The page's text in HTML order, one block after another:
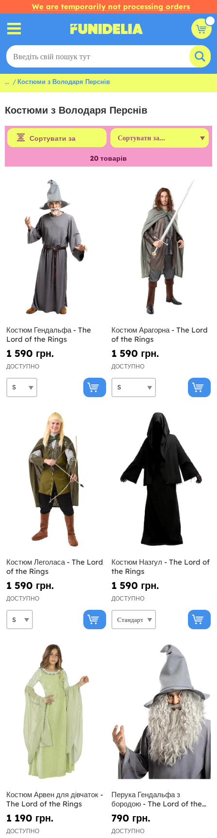
We are temporarily not processing orders
... Костюми з Володаря Перснів
Костюми з Володаря Перснів
Сортувати за
20 товарів
Костюм Гендальфа - The
Lord of the Rings
1 590 грн.
ДОСТУПНО
Костюм Арагорна - The Lord
of the Rings
1 590 грн.
ДОСТУПНО
Костюм Леголаса - The Lord
of the Rings
1 590 грн.
ДОСТУПНО
Костюм Назгул - The Lord of
the Rings
1 590 грн.
ДОСТУПНО
Костюм Арвен для дівчаток -
The Lord of the Rings
1 190 грн.
ДОСТУПНО
Перука Гендальфа з
бородою - The Lord of the
Rings
790 грн.
ДОСТУПНО